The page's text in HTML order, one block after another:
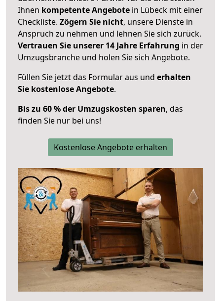
Ihnen kompetente Angebote in Lübeck mit einer
Checkliste. Zögern Sie nicht, unsere Dienste in
Anspruch zu nehmen und lehnen Sie sich zurück.
Vertrauen Sie unserer 14 Jahre Erfahrung in der
Umzugsbranche und holen Sie sich Angebote.
Füllen Sie jetzt das Formular aus und erhalten
Sie kostenlose Angebote.
Bis zu 60 % der Umzugskosten sparen, das
finden Sie nur bei uns!
Kostenlose Angebote erhalten